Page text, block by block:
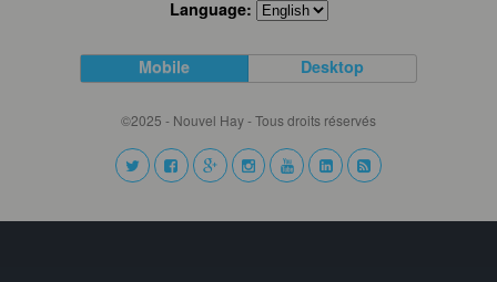
Language:
Mobile Desktop
©2025 - Nouvel Hay - Tous droits réservés